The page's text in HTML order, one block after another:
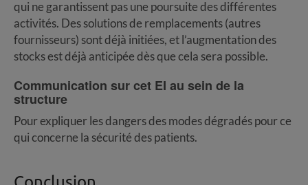
qui ne garantissent pas une poursuite des différentes
activités. Des solutions de remplacements (autres
fournisseurs) sont déjà initiées, et l’augmentation des
stocks est déjà anticipée dès que cela sera possible.
Communication sur cet EI au sein de la
structure
Pour expliquer les dangers des modes dégradés pour ce
qui concerne la sécurité des patients.